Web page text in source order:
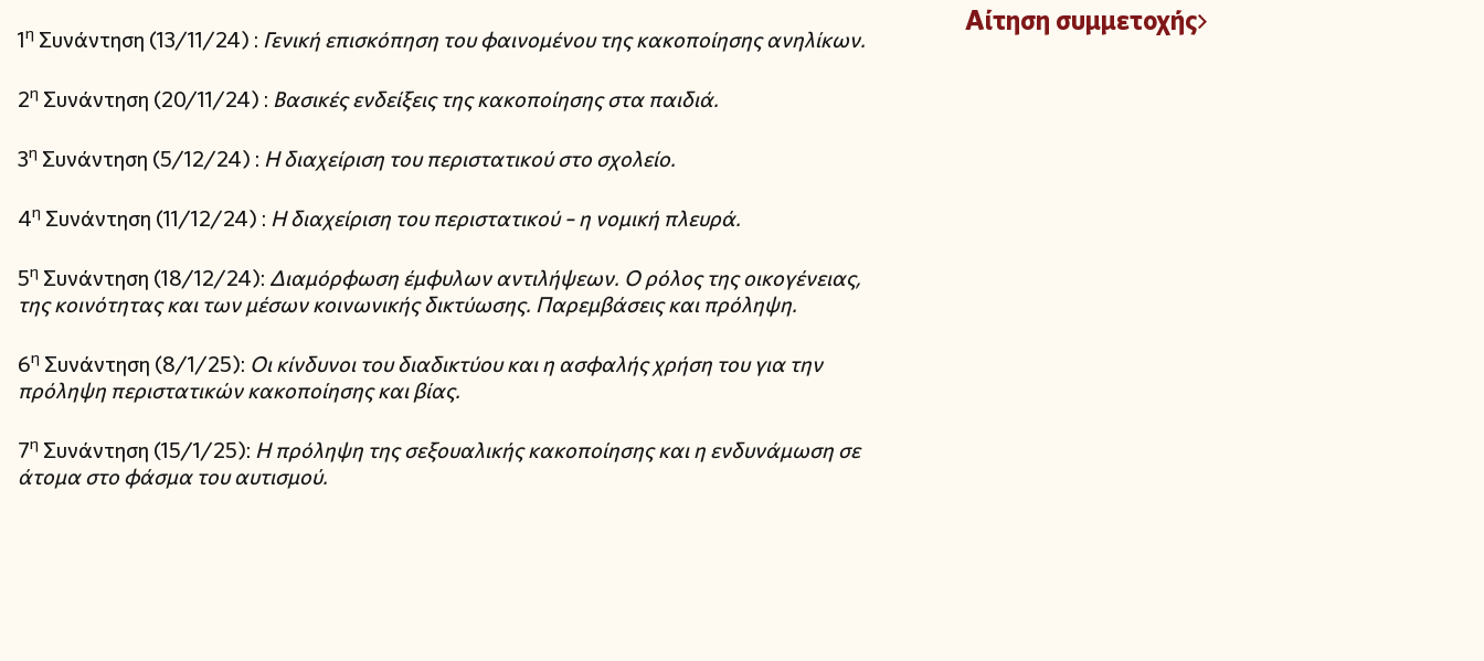
1η Συνάντηση (13/11/24) : Γενική επισκόπηση του φαινομένου της κακοποίησης ανηλίκων.
2η Συνάντηση (20/11/24) : Βασικές ενδείξεις της κακοποίησης στα παιδιά.
3η Συνάντηση (5/12/24) : Η διαχείριση του περιστατικού στο σχολείο.
4η Συνάντηση (11/12/24) : Η διαχείριση του περιστατικού – η νομική πλευρά.
5η Συνάντηση (18/12/24): Διαμόρφωση έμφυλων αντιλήψεων. Ο ρόλος της οικογένειας,
της κοινότητας και των μέσων κοινωνικής δικτύωσης. Παρεμβάσεις και πρόληψη.
6η Συνάντηση (8/1/25): Οι κίνδυνοι του διαδικτύου και η ασφαλής χρήση του για την
πρόληψη περιστατικών κακοποίησης και βίας.
7η Συνάντηση (15/1/25): Η πρόληψη της σεξουαλικής κακοποίησης και η ενδυνάμωση σε
άτομα στο φάσμα του αυτισμού.
Αίτηση συμμετοχής